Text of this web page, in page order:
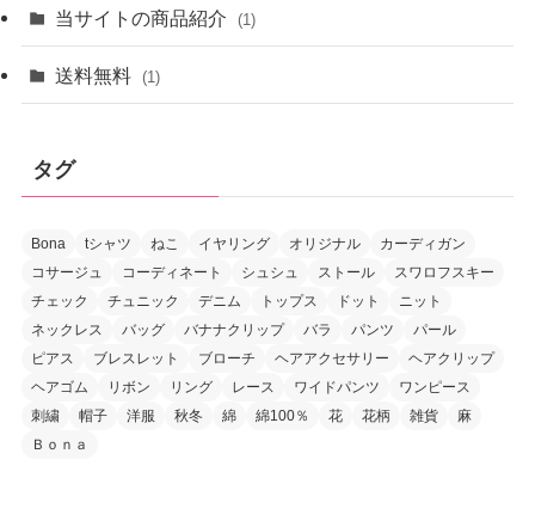
当サイトの商品紹介 (1)
送料無料 (1)
タグ
Bona tシャツ ねこ イヤリング オリジナル
カーディガン
コサージュ
コーディネート シュシュ ストール
スワロフスキー
チェック
チュニック デニム トップス ドット
ニット
ネックレス
バッグ バナナクリップ バラ パンツ
パール
ピアス
ブレスレット ブローチ ヘアアクセサリー
ヘアクリップ
ヘアゴム
リボン リング レース ワイドパンツ
ワンピース
刺繍
帽子 洋服 秋冬 綿 綿100％ 花 花柄 雑貨
麻
Ｂｏｎａ